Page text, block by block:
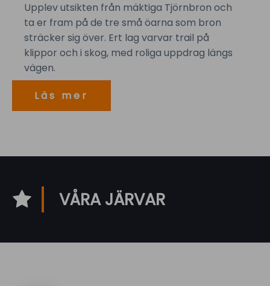
Upplev utsikten från mäktiga Tjörnbron och
ta er fram på de tre små öarna som bron
sträcker sig över. Ert lag varvar trail på
klippor och i skog, med roliga uppdrag längs
vägen.
Läs mer
VÅRA JÄRVAR